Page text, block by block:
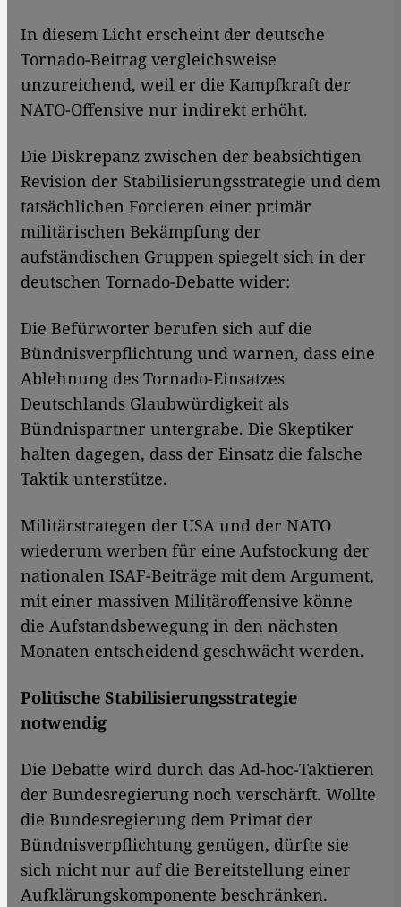
​​In diesem Licht erscheint der deutsche
Tornado-Beitrag vergleichsweise
unzureichend, weil er die Kampfkraft der
NATO-Offensive nur indirekt erhöht.
Die Diskrepanz zwischen der beabsichtigen
Revision der Stabilisierungsstrategie und dem
tatsächlichen Forcieren einer primär
militärischen Bekämpfung der
aufständischen Gruppen spiegelt sich in der
deutschen Tornado-Debatte wider:
Die Befürworter berufen sich auf die
Bündnisverpflichtung und warnen, dass eine
Ablehnung des Tornado-Einsatzes
Deutschlands Glaubwürdigkeit als
Bündnispartner untergrabe. Die Skeptiker
halten dagegen, dass der Einsatz die falsche
Taktik unterstütze.
Militärstrategen der USA und der NATO
wiederum werben für eine Aufstockung der
nationalen ISAF-Beiträge mit dem Argument,
mit einer massiven Militäroffensive könne
die Aufstandsbewegung in den nächsten
Monaten entscheidend geschwächt werden.
Politische Stabilisierungsstrategie
notwendig
Die Debatte wird durch das Ad-hoc-Taktieren
der Bundesregierung noch verschärft. Wollte
die Bundesregierung dem Primat der
Bündnisverpflichtung genügen, dürfte sie
sich nicht nur auf die Bereitstellung einer
Aufklärungskomponente beschränken.